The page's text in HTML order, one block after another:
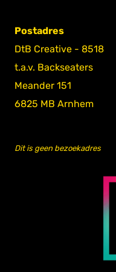
Postadres
DtB Creative - 8518
t.a.v. Backseaters
Meander 151
6825 MB Arnhem
Dit is geen bezoekadres